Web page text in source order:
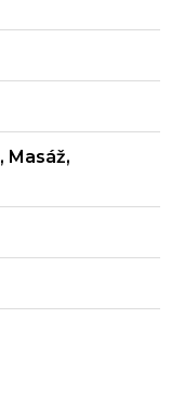
, Masáž,